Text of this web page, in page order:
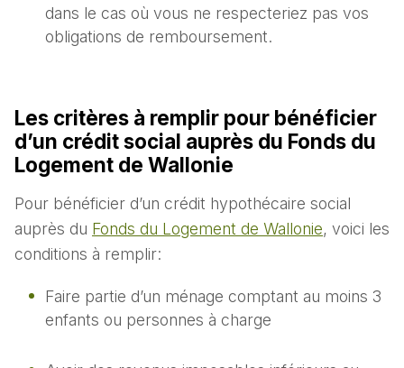
dans le cas où vous ne respecteriez pas vos
obligations de remboursement.
Les critères à remplir pour bénéficier
d’un crédit social auprès du Fonds du
Logement de Wallonie
Pour bénéficier d’un crédit hypothécaire social
auprès du Fonds du Logement de Wallonie, voici les
conditions à remplir:
Faire partie d’un ménage comptant au moins 3
enfants ou personnes à charge